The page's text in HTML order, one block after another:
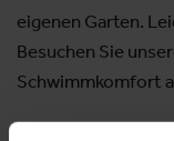
eigenen Garten.
Besuchen Sie
Schwimmkomfort
Aussteller: